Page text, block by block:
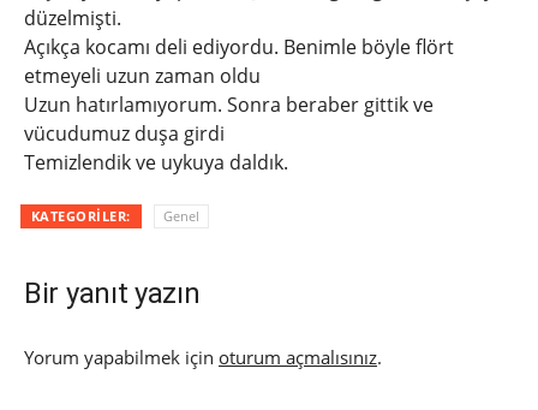
düzelmişti.
Açıkça kocamı deli ediyordu. Benimle böyle flört
etmeyeli uzun zaman oldu
Uzun hatırlamıyorum. Sonra beraber gittik ve
vücudumuz duşa girdi
Temizlendik ve uykuya daldık.
KATEGORILER: Genel
Bir yanıt yazın
Yorum yapabilmek için oturum açmalısınız.